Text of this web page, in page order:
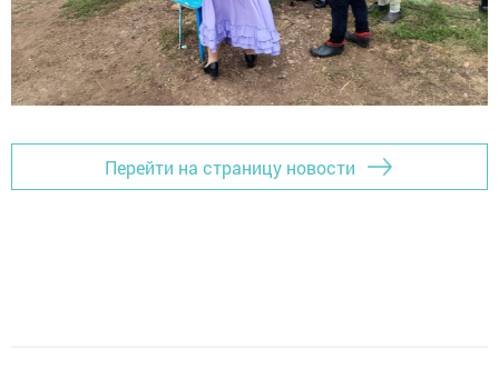
Перейти на страницу новости